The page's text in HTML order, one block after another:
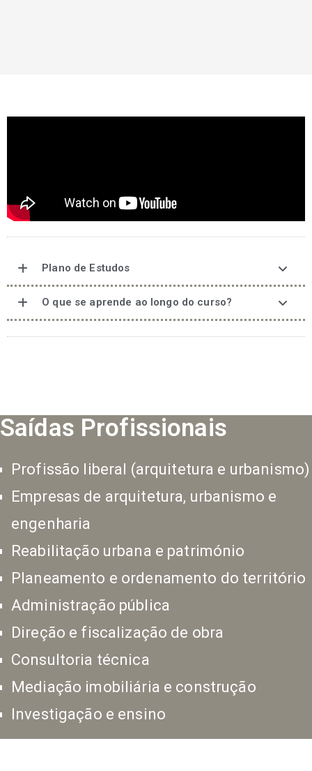
Plano de Estudos
O que se aprende ao longo do curso?
Saídas Profissionais
Profissão liberal (arquitetura e urbanismo)
Empresas de arquitetura, urbanismo e
engenharia
Reabilitação urbana e património
Planeamento e ordenamento do território
Administração pública
Direção e fiscalização de obra
Consultoria técnica
Mediação imobiliária e construção
Investigação e ensino